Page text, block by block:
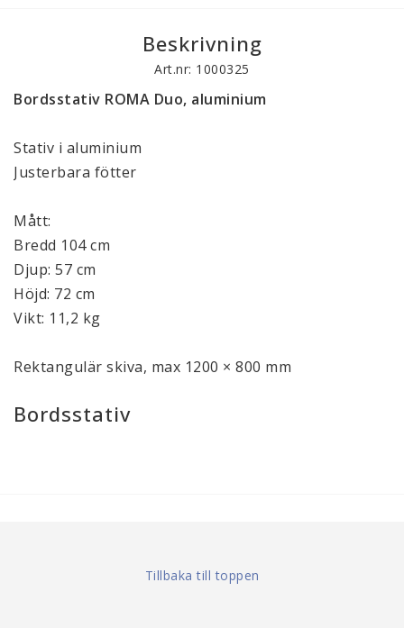
Beskrivning
Art.nr: 1000325
Bordsstativ ROMA Duo, aluminium
Stativ i aluminium
Justerbara fötter
Mått:
Bredd 104 cm
Djup: 57 cm
Höjd: 72 cm
Vikt: 11,2 kg
Rektangulär skiva, max 1200 × 800 mm
Bordsstativ
Tillbaka till toppen